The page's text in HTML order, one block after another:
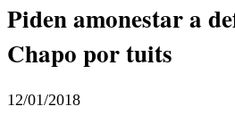
Piden amonestar a
Chapo por tuits
12/01/2018